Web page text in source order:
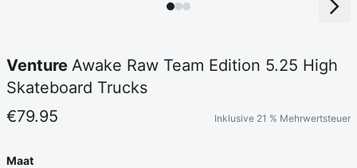
Venture Awake Raw Team Edition 5.25 High
Skateboard Trucks
€79.95
Inklusive 21 % Mehrwertsteuer
Maat